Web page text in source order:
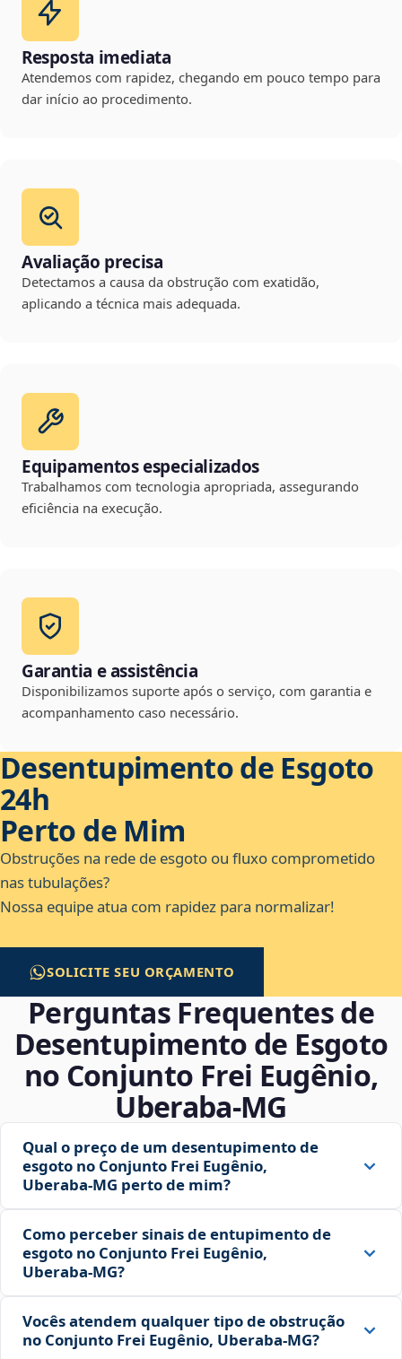
Resposta imediata
Atendemos com rapidez, chegando em pouco tempo para
dar início ao procedimento.
Avaliação precisa
Detectamos a causa da obstrução com exatidão,
aplicando a técnica mais adequada.
Equipamentos especializados
Trabalhamos com tecnologia apropriada, assegurando
eficiência na execução.
Garantia e assistência
Disponibilizamos suporte após o serviço, com garantia e
acompanhamento caso necessário.
Desentupimento de Esgoto
24h
Perto de Mim
Obstruções na rede de esgoto ou fluxo comprometido
nas tubulações?
Nossa equipe atua com rapidez para normalizar!
SOLICITE SEU ORÇAMENTO
Perguntas Frequentes de
Desentupimento de Esgoto
no Conjunto Frei Eugênio,
Uberaba‑MG
Qual o preço de um desentupimento de
esgoto no Conjunto Frei Eugênio,
Uberaba‑MG perto de mim?
Como perceber sinais de entupimento de
esgoto no Conjunto Frei Eugênio,
Uberaba‑MG?
Vocês atendem qualquer tipo de obstrução
no Conjunto Frei Eugênio, Uberaba‑MG?